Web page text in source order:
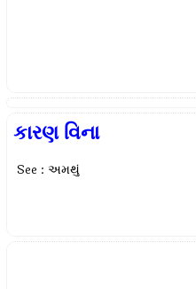
કારણ વિના
See : અમથું